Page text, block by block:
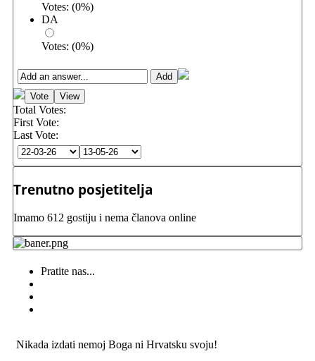
Votes: (0%)
DA
Votes: (0%)
Total Votes:
First Vote:
Last Vote:
Trenutno posjetitelja
Imamo 612 gostiju i nema članova online
Pratite nas...
Nikada izdati nemoj Boga ni Hrvatsku svoju!